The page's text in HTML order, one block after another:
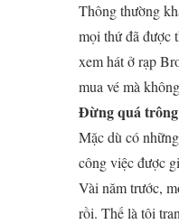
Thông thường
mọi thứ đã được
xem hát ở rạp
mua vé mà
Đừng quá
Mặc dù có
công việc được
Vài năm trước,
rồi. Thế là tôi